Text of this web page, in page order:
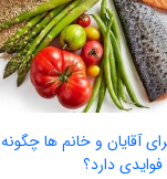
آقایان و خانم ها چگونه
دارد؟